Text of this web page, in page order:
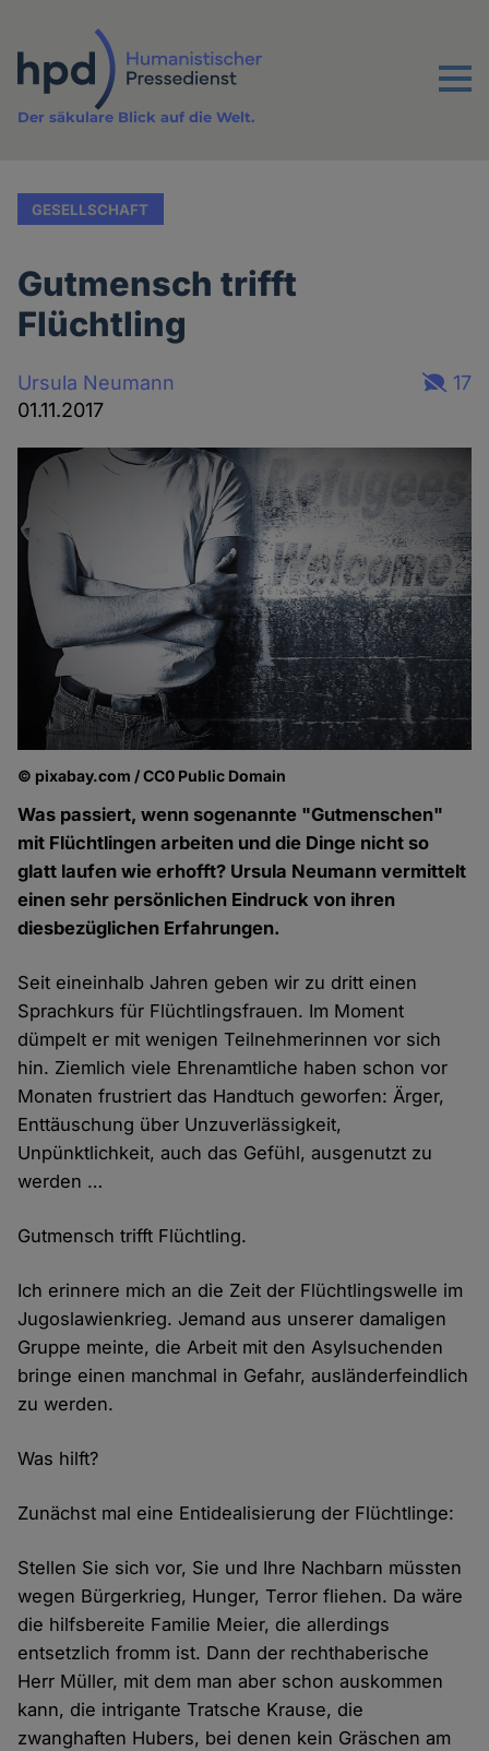
Inhalt
Menu
Der säkulare Blick auf die Welt.
GESELLSCHAFT
Gutmensch trifft
Flüchtling
Ursula Neumann
01.11.2017
17
© pixabay.com / CC0 Public Domain
Was passiert, wenn sogenannte "Gutmenschen"
mit Flüchtlingen arbeiten und die Dinge nicht so
glatt laufen wie erhofft? Ursula Neumann vermittelt
einen sehr persönlichen Eindruck von ihren
diesbezüglichen Erfahrungen.
Seit eineinhalb Jahren geben wir zu dritt einen
Sprachkurs für Flüchtlingsfrauen. Im Moment
dümpelt er mit wenigen Teilnehmerinnen vor sich
hin. Ziemlich viele Ehrenamtliche haben schon vor
Monaten frustriert das Handtuch geworfen: Ärger,
Enttäuschung über Unzuverlässigkeit,
Unpünktlichkeit, auch das Gefühl, ausgenutzt zu
werden …
Gutmensch trifft Flüchtling.
Ich erinnere mich an die Zeit der Flüchtlingswelle im
Jugoslawienkrieg. Jemand aus unserer damaligen
Gruppe meinte, die Arbeit mit den Asylsuchenden
bringe einen manchmal in Gefahr, ausländerfeindlich
zu werden.
Was hilft?
Zunächst mal eine Entidealisierung der Flüchtlinge:
Stellen Sie sich vor, Sie und Ihre Nachbarn müssten
wegen Bürgerkrieg, Hunger, Terror fliehen. Da wäre
die hilfsbereite Familie Meier, die allerdings
entsetzlich fromm ist. Dann der rechthaberische
Herr Müller, mit dem man aber schon auskommen
kann, die intrigante Tratsche Krause, die
zwanghaften Hubers, bei denen kein Gräschen am